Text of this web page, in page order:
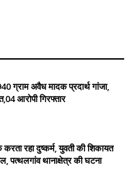
ग्राम अवैध मादक प्रदार्थ गांजा,
आरोपी गिरफ्तार
रहा दुष्कर्म, युवती की शिकायत
पत्थलगांव थानाक्षेत्र की घटना